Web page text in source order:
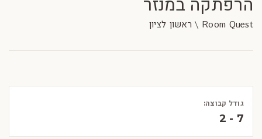
הרפתקה במנזר
Room Quest \ ראשון לציון
גודל קבוצה:
2 - 7